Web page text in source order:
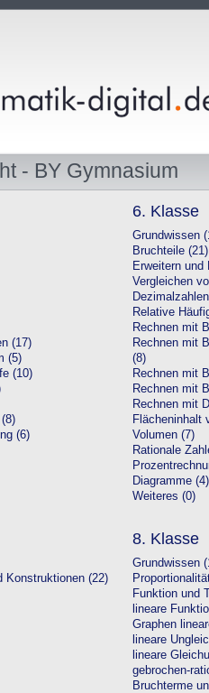
- BY Gymnasium
(17)
(5)
(10)
(6)
6. Klasse
Grundwissen
Bruchteile (21)
Erweitern und
Vergleichen
Relative
Rechnen mit
Rechnen mit
(8)
Rechnen mit
Rechnen mit
Rechnen mit
Flächeninhalt
Volumen (7)
Rationale
Diagramme (4)
Weiteres (0)
Konstruktionen (22)
8. Klasse
Grundwissen
Funktion und
lineare
Graphen
lineare
lineare
gebrochen-
Bruchterme